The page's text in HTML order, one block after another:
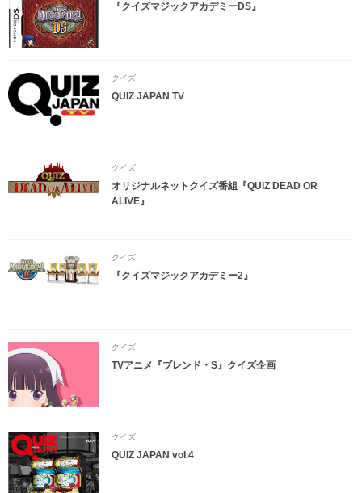
『クイズマジックアカデミーDS』
クイズ
QUIZ JAPAN TV
クイズ
オリジナルネットクイズ番組『QUIZ DEAD OR
ALIVE』
クイズ
『クイズマジックアカデミー2』
クイズ
TVアニメ『ブレンド・S』クイズ企画
クイズ
QUIZ JAPAN vol.4